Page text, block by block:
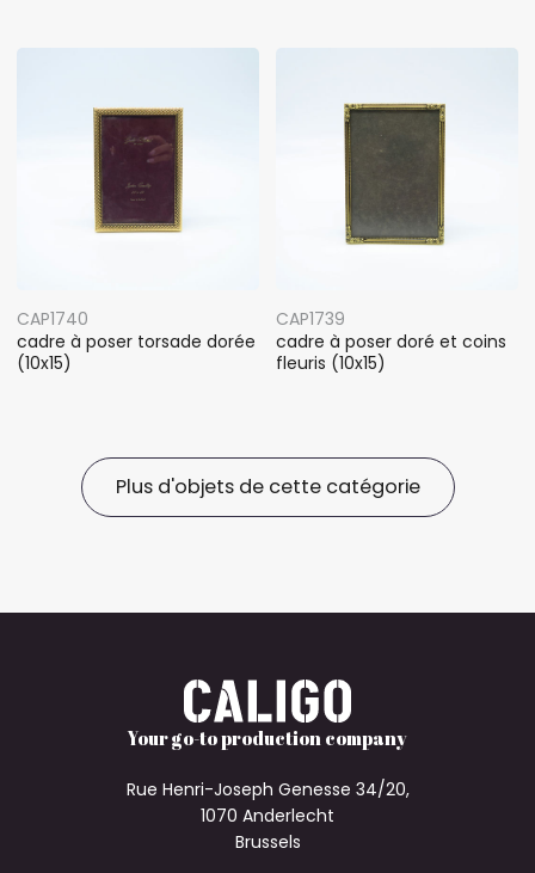
CAP1740
cadre à poser torsade dorée
(10x15)
CAP1739
cadre à poser doré et coins
fleuris (10x15)
Plus d'objets de cette catégorie
Your go-to production company
Rue Henri-Joseph Genesse 34/20,
1070 Anderlecht
Brussels